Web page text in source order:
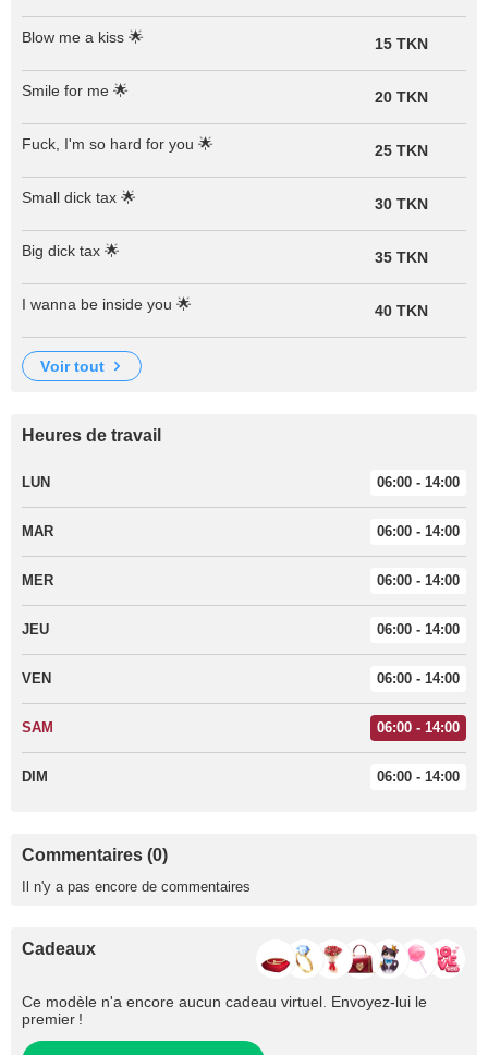
Blow me a kiss 🌟 15 TKN
Smile for me 🌟 20 TKN
Fuck, I'm so hard for you 🌟 25 TKN
Small dick tax 🌟 30 TKN
Big dick tax 🌟 35 TKN
I wanna be inside you 🌟 40 TKN
voir tout
Heures de travail
LUN 06:00 - 14:00
MAR 06:00 - 14:00
MER 06:00 - 14:00
JEU 06:00 - 14:00
VEN 06:00 - 14:00
SAM 06:00 - 14:00
DIM 06:00 - 14:00
Commentaires (0)
Il n'y a pas encore de commentaires
Cadeaux
Ce modèle n'a encore aucun cadeau virtuel. Envoyez-lui le
premier !